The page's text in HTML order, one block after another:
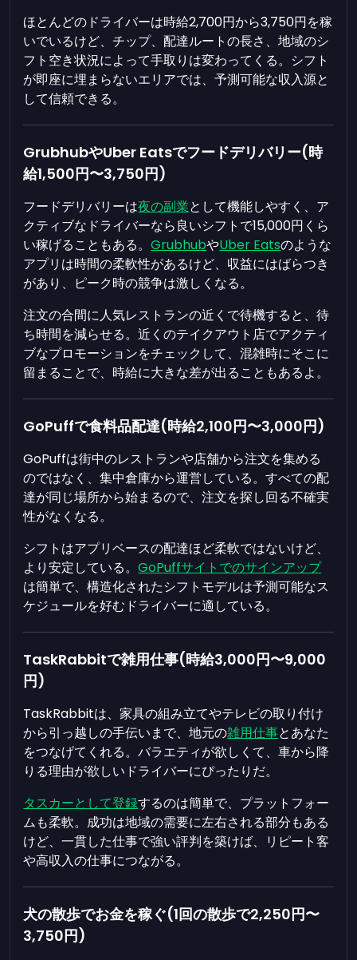
ほとんどのドライバーは時給2,700円から3,750円を稼
いでいるけど、チップ、配達ルートの長さ、地域のシ
フト空き状況によって手取りは変わってくる。シフト
が即座に埋まらないエリアでは、予測可能な収入源と
して信頼できる。
GrubhubやUber Eatsでフードデリバリー(時
給1,500円〜3,750円)
フードデリバリーは夜の副業として機能しやすく、ア
クティブなドライバーなら良いシフトで15,000円くら
い稼げることもある。GrubhubやUber Eatsのような
アプリは時間の柔軟性があるけど、収益にはばらつき
があり、ピーク時の競争は激しくなる。
注文の合間に人気レストランの近くで待機すると、待
ち時間を減らせる。近くのテイクアウト店でアクティ
ブなプロモーションをチェックして、混雑時にそこに
留まることで、時給に大きな差が出ることもあるよ。
GoPuffで食料品配達(時給2,100円〜3,000円)
GoPuffは街中のレストランや店舗から注文を集める
のではなく、集中倉庫から運営している。すべての配
達が同じ場所から始まるので、注文を探し回る不確実
性がなくなる。
シフトはアプリベースの配達ほど柔軟ではないけど、
より安定している。GoPuffサイトでのサインアップ
は簡単で、構造化されたシフトモデルは予測可能なス
ケジュールを好むドライバーに適している。
TaskRabbitで雑用仕事(時給3,000円〜9,000
円)
TaskRabbitは、家具の組み立てやテレビの取り付け
から引っ越しの手伝いまで、地元の雑用仕事とあなた
をつなげてくれる。バラエティが欲しくて、車から降
りる理由が欲しいドライバーにぴったりだ。
タスカーとして登録するのは簡単で、プラットフォー
ムも柔軟。成功は地域の需要に左右される部分もある
けど、一貫した仕事で強い評判を築けば、リピート客
や高収入の仕事につながる。
犬の散歩でお金を稼ぐ(1回の散歩で2,250円〜
3,750円)